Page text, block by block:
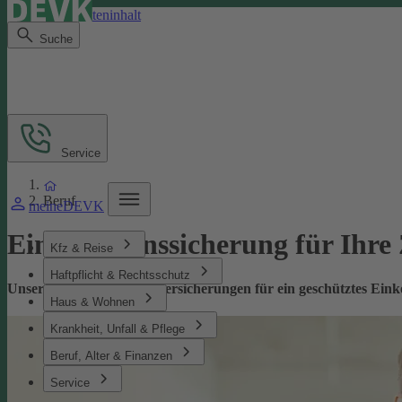
Direkt zum Seiteninhalt
Suche
meineDEVK
Kfz & Reise
Haftpflicht & Rechtsschutz
Haus & Wohnen
Krankheit, Unfall & Pflege
Beruf, Alter & Finanzen
Service
Service
Beruf
Einkommenssicherung für
Unsere leistungsstarken Versicherungen für ein geschütztes